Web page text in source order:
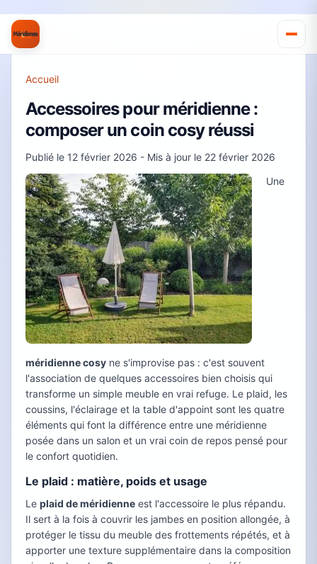
Accueil
Accessoires pour méridienne :
composer un coin cosy réussi
Publié le 12 février 2026 - Mis à jour le 22 février 2026
Une
méridienne cosy ne s'improvise pas : c'est souvent
l'association de quelques accessoires bien choisis qui
transforme un simple meuble en vrai refuge. Le plaid, les
coussins, l'éclairage et la table d'appoint sont les quatre
éléments qui font la différence entre une méridienne
posée dans un salon et un vrai coin de repos pensé pour
le confort quotidien.
Le plaid : matière, poids et usage
Le plaid de méridienne est l'accessoire le plus répandu.
Il sert à la fois à couvrir les jambes en position allongée, à
protéger le tissu du meuble des frottements répétés, et à
apporter une texture supplémentaire dans la composition